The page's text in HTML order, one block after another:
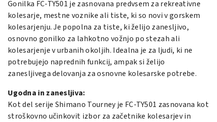
Gonilka FC-TY501 je zasnovana predvsem za rekreativne
kolesarje, mestne voznike ali tiste, ki so novi v gorskem
kolesarjenju. Je popolna za tiste, ki želijo zanesljivo,
osnovno gonilko za lahkotno vožnjo po stezah ali
kolesarjenje v urbanih okoljih. Idealna je za ljudi, ki ne
potrebujejo naprednih funkcij, ampak si želijo
zanesljivega delovanja za osnovne kolesarske potrebe.
Ugodna in zanesljiva:
Kot del serije Shimano Tourney je FC-TY501 zasnovana kot
stroškovno učinkovit izbor za začetnike kolesarjev in